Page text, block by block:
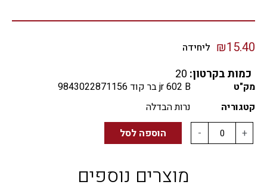
₪15.40 ליחידה
כמות בקרטון: 20
מק"ט
jr 602 B בר קוד 9843022871156
קטגוריה
נרות הבדלה
-
+ הוספה לסל
מוצרים נוספים